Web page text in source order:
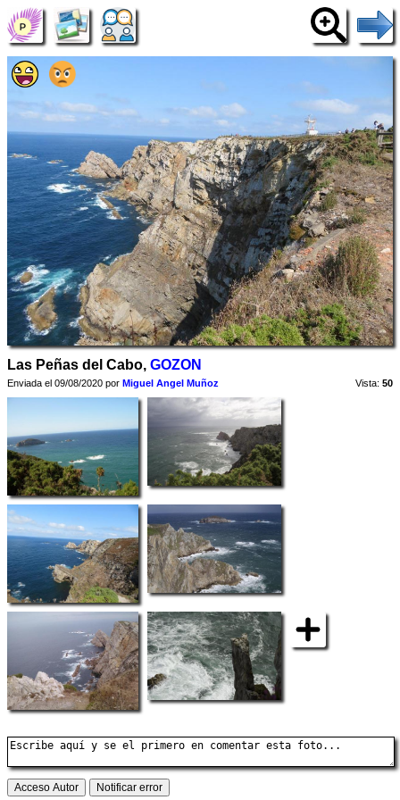
Las Peñas del Cabo, GOZON
Enviada el 09/08/2020 por Miguel Angel Muñoz Vista: 50